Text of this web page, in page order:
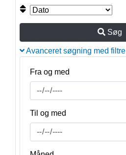
Søg
Avanceret søgning med filtre
Fra og med
Til og med